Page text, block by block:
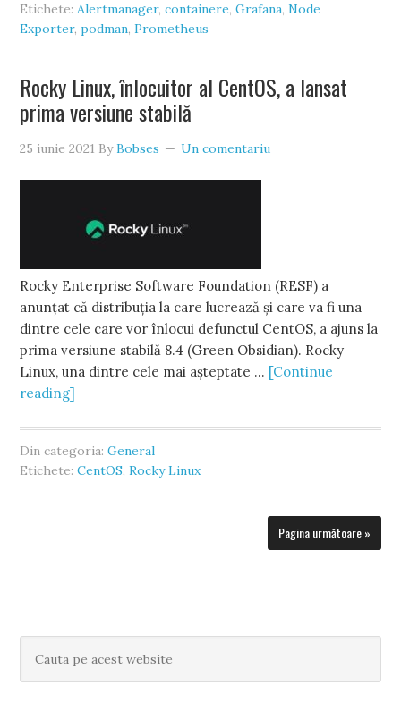
Etichete:Alertmanager,containere,Grafana,Node
Exporter,podman,Prometheus
Rocky Linux, înlocuitor al CentOS, a lansat
prima versiune stabilă
25 iunie 2021 ByBobses Un comentariu
Rocky Enterprise Software Foundation (RESF) a
anunțat că distribuția la care lucrează și care va fi una
dintre cele care vor înlocui defunctul CentOS, a ajuns la
prima versiune stabilă 8.4 (Green Obsidian). Rocky
Linux, una dintre cele mai așteptate … [Continue
reading]
Din categoria:General
Etichete:CentOS,Rocky Linux
Pagina următoare »